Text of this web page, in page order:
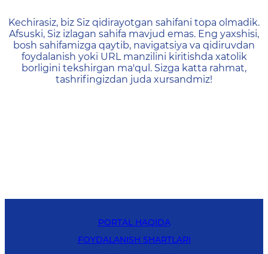
404 — Страница не
Kechirasiz, biz Siz qidirayotgan sahifani topa olmadik.
Afsuski, Siz izlagan sahifa mavjud emas. Eng yaxshisi,
bosh sahifamizga qaytib, navigatsiya va qidiruvdan
foydalanish yoki URL manzilini kiritishda xatolik
borligini tekshirgan ma'qul. Sizga katta rahmat,
tashrifingizdan juda xursandmiz!
PORTAL HAQIDA
FOYDALANISH SHARTLARI